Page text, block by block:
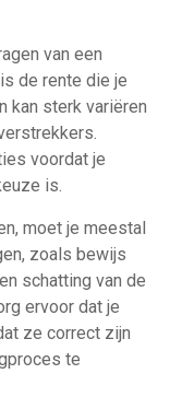
van een
de rente die je
kan sterk variëren
voordat je
is.
moet je meestal
zoals bewijs
schatting van de
ervoor dat je
ze correct zijn
te